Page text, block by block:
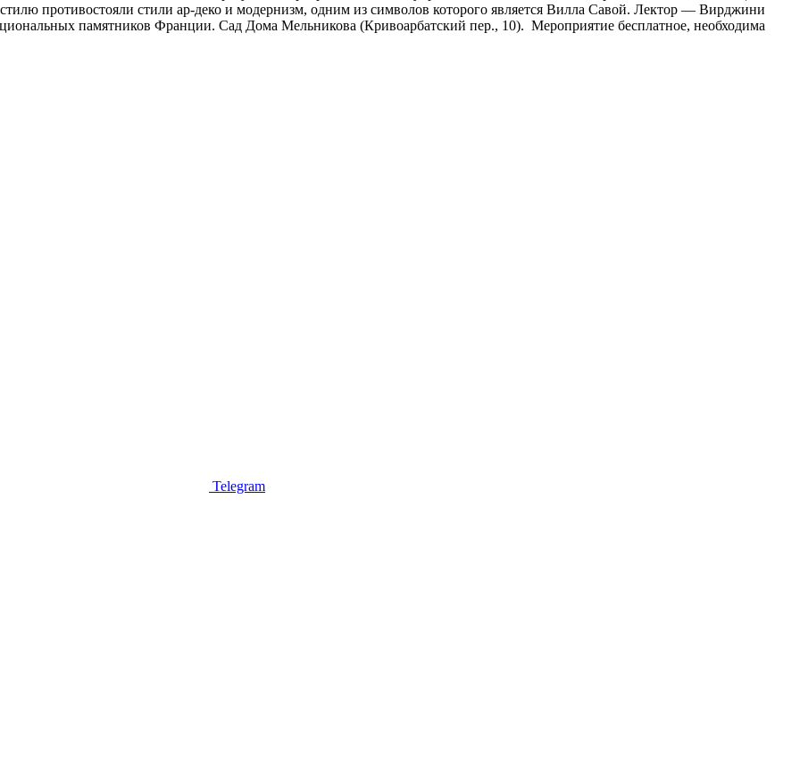
противостояли стили ар-деко и модернизм, одним из символов которого является Вилла Савой. Лектор — Вирджини
памятников Франции. Сад Дома Мельникова (Кривоарбатский пер., 10). Мероприятие бесплатное, необходима
Telegram